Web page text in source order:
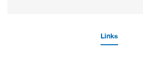
Links